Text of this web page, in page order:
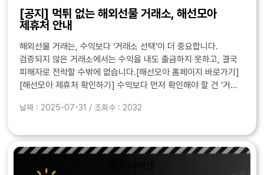
[공지] 먹튀 없는 해외선물 거래소, 해선모아
제휴처 안내
해외선물 거래는, 수익보다 ‘거래소 선택’이 더 중요합니다.
검증되지 않은 거래소에서는 수익을 내도 출금하지 못하고, 결국
피해자로 전락할 수밖에 없습니다.[해선모아 홈페이지 바로가기]
[해선모아 제휴처 확인하기] 수익보다 먼저 확인해야 할 건 ‘거래
비슷합니다.HTS, ..
날짜 : 2025-07-31 / 조회수 : 2032